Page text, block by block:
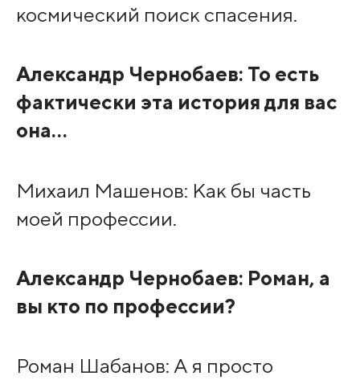
космический поиск спасения.
Александр Чернобаев: То есть
фактически эта история для вас
она…
Михаил Машенов: Как бы часть
моей профессии.
Александр Чернобаев: Роман, а
вы кто по профессии?
Роман Шабанов: А я просто